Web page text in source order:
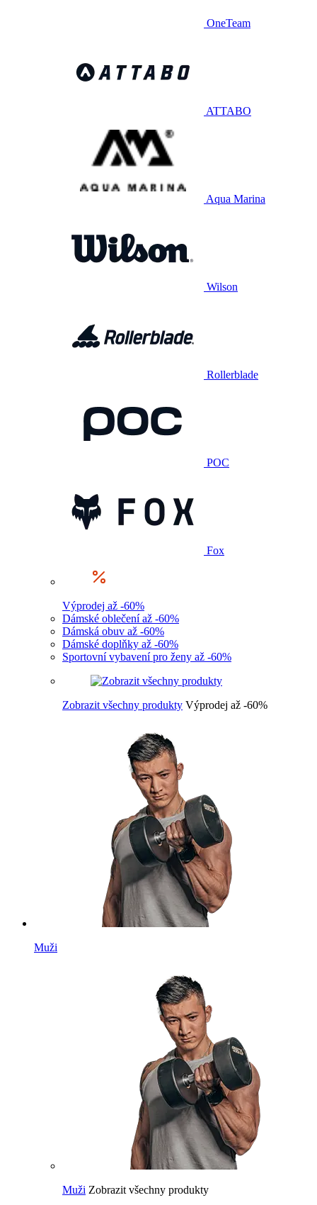
OneTeam
ATTABO
Aqua Marina
Wilson
Rollerblade
POC
Fox
Výprodej až -60%
Dámské oblečení až -60%
Dámská obuv až -60%
Dámské doplňky až -60%
Sportovní vybavení pro ženy až -60%
Zobrazit všechny produkty Výprodej až -60%
Muži
Muži Zobrazit všechny produkty